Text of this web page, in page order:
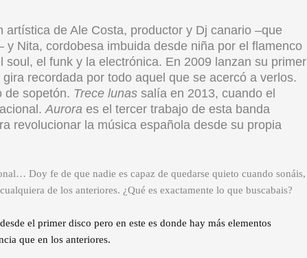
artística de Ale Costa, productor y Dj canario –que
y Nita, cordobesa imbuida desde niña por el flamenco
soul, el funk y la electrónica. En 2009 lanzan su primer
recordada por todo aquel que se acercó a verlos.
de sopetón. Trece lunas salía en 2013, cuando el
Aurora es el tercer trabajo de esta banda
revolucionar la música española desde su propia
Doy fe de que nadie es capaz de quedarse quieto cuando sonáis,
de los anteriores. ¿Qué es exactamente lo que buscabais?
el primer disco pero en este es donde hay más elementos
que en los anteriores.